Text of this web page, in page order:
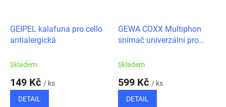
GEIPEL kalafuna pro cello
antialergická
Skladem
149 Kč / ks
DETAIL
GEWA COXX Multiphon
snímač univerzální pro
Skladem
599 Kč / ks
DETAIL